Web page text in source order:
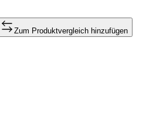
Zum Produktvergleich hinzufügen